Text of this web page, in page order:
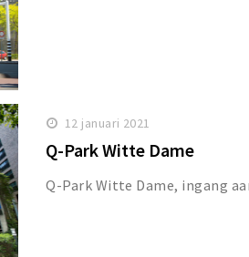
12 januari 2021
Q-Park Witte Dame
Q-Park Witte Dame, ingang